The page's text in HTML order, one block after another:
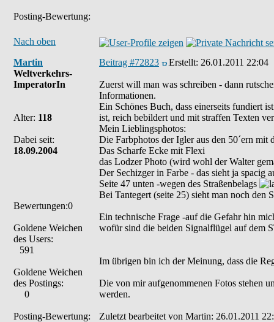
Posting-Bewertung:
Nach oben
Martin
Weltverkehrs-
ImperatorIn
Alter: 118
Dabei seit:
18.09.2004
Bewertungen:0
Goldene Weichen
des Users:
591
Goldene Weichen
des Postings:
0
Posting-Bewertung:
Beitrag #72823 Erstellt: 26.01.2011 22:04
Zuerst will man was schreiben - dann
Informationen.
Ein Schönes Buch, dass einerseits fundiert
ist, reich bebildert und mit straffen Texten
Mein Lieblingsphotos:
Die Farbphotos der Igler aus den 50´ern mit
Das Scharfe Ecke mit Flexi
das Lodzer Photo (wird wohl der Walter
Der Sechizger in Farbe - das sieht ja spacig
Seite 47 unten -wegen des Straßenbelags
Bei Tantegert (seite 25) sieht man noch den
Ein technische Frage -auf die Gefahr hin
wofür sind die beiden Signalflügel auf dem
Im übrigen bin ich der Meinung, dass die
Die von mir aufgenommenen Fotos stehen
werden.
Zuletzt bearbeitet von Martin: 26.01.2011